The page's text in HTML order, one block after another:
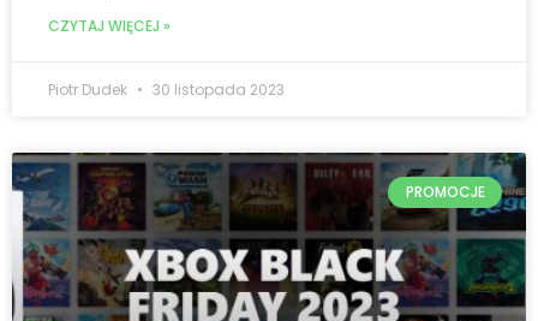
CZYTAJ WIĘCEJ »
Piotr Dudek 30 listopada 2023
PROMOCJE